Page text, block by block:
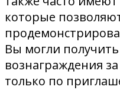
которые
Вы могли
вознаграждения
только по